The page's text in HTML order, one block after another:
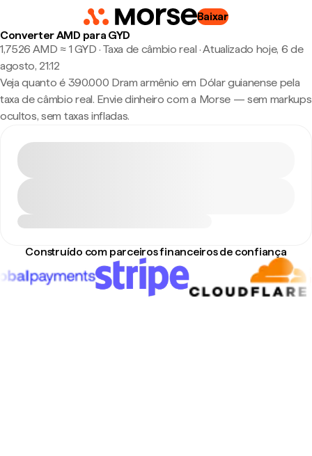
Baixar
Converter AMD para GYD
1,7526 AMD ≈ 1 GYD · Taxa de câmbio real ·Atualizado hoje, 6 de
agosto, 21:12
Veja quanto é 390.000 Dram armênio em Dólar guianense pela
taxa de câmbio real. Envie dinheiro com a Morse — sem markups
ocultos, sem taxas infladas.
Construído com parceiros financeiros de confiança